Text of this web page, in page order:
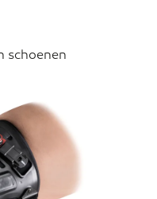
schoenen